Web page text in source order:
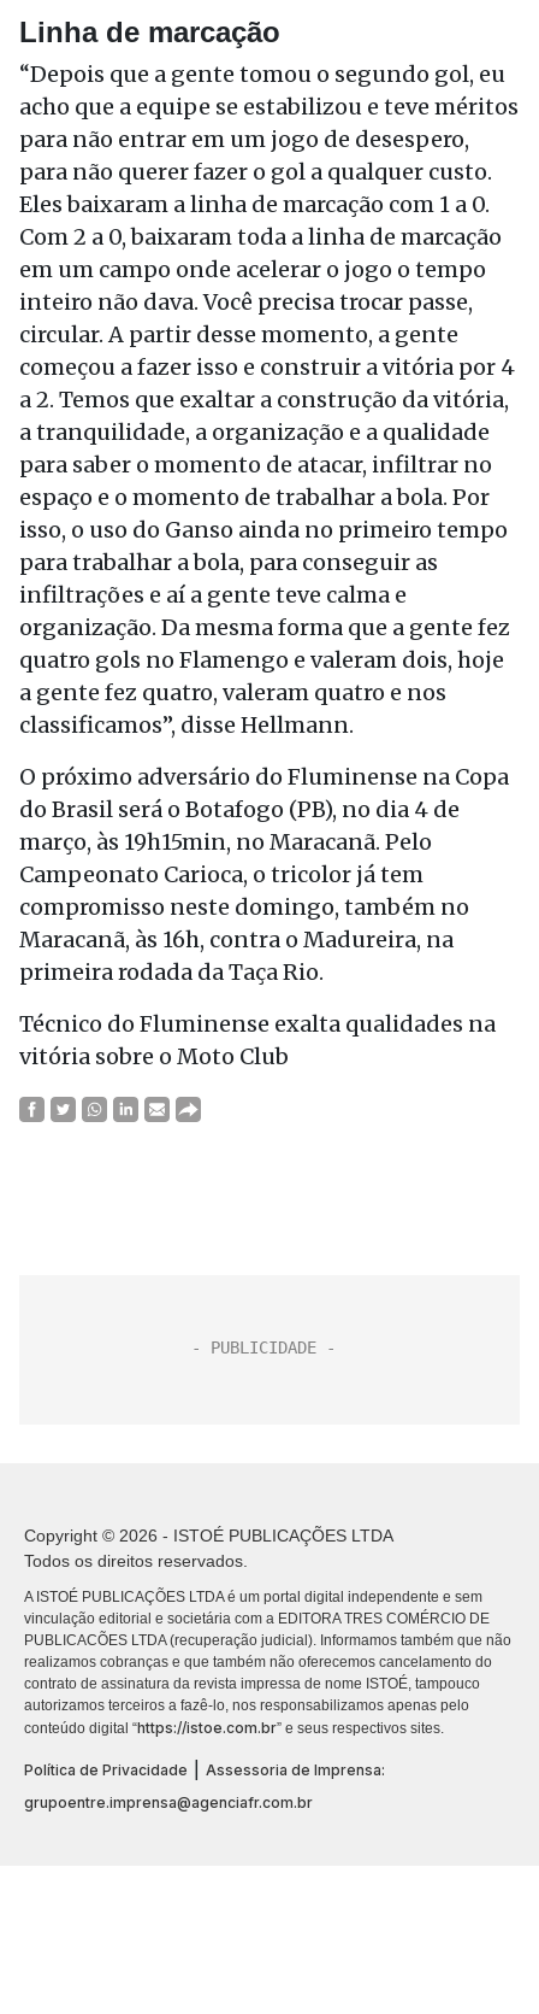
Linha de marcação
“Depois que a gente tomou o segundo gol, eu
acho que a equipe se estabilizou e teve méritos
para não entrar em um jogo de desespero,
para não querer fazer o gol a qualquer custo.
Eles baixaram a linha de marcação com 1 a 0.
Com 2 a 0, baixaram toda a linha de marcação
em um campo onde acelerar o jogo o tempo
inteiro não dava. Você precisa trocar passe,
circular. A partir desse momento, a gente
começou a fazer isso e construir a vitória por 4
a 2. Temos que exaltar a construção da vitória,
a tranquilidade, a organização e a qualidade
para saber o momento de atacar, infiltrar no
espaço e o momento de trabalhar a bola. Por
isso, o uso do Ganso ainda no primeiro tempo
para trabalhar a bola, para conseguir as
infiltrações e aí a gente teve calma e
organização. Da mesma forma que a gente fez
quatro gols no Flamengo e valeram dois, hoje
a gente fez quatro, valeram quatro e nos
classificamos”, disse Hellmann.
O próximo adversário do Fluminense na Copa
do Brasil será o Botafogo (PB), no dia 4 de
março, às 19h15min, no Maracanã. Pelo
Campeonato Carioca, o tricolor já tem
compromisso neste domingo, também no
Maracanã, às 16h, contra o Madureira, na
primeira rodada da Taça Rio.
Técnico do Fluminense exalta qualidades na
vitória sobre o Moto Club
Copyright © 2026 - ISTOÉ PUBLICAÇÕES LTDA
Todos os direitos reservados.
A ISTOÉ PUBLICAÇÕES LTDA é um portal digital independente e sem
vinculação editorial e societária com a EDITORA TRES COMÉRCIO DE
PUBLICACÕES LTDA (recuperação judicial). Informamos também que não
realizamos cobranças e que também não oferecemos cancelamento do
contrato de assinatura da revista impressa de nome ISTOÉ, tampouco
autorizamos terceiros a fazê-lo, nos responsabilizamos apenas pelo
conteúdo digital “https://istoe.com.br” e seus respectivos sites.
Política de Privacidade
Assessoria de Imprensa:
grupoentre.imprensa@agenciafr.com.br